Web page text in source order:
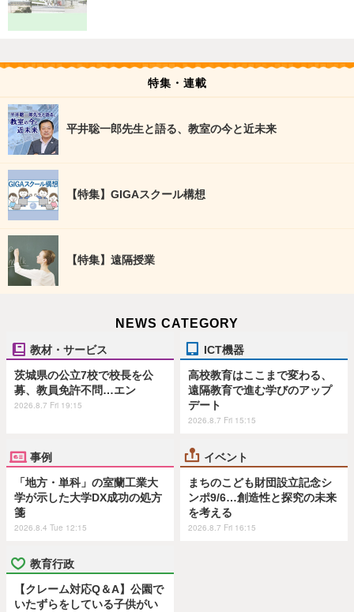
特集・連載
平井聡一郎先生と語る、教室の今と近未来
【特集】GIGAスクール構想
【特集】遠隔授業
NEWS CATEGORY
教材・サービス
茨城県の公立7校で校長を公
募、教員免許不問…エン
2026.8.7 Fri 19:15
ICT機器
高校教育はここまで変わる、
遠隔教育で進む学びのアップ
デート
2026.8.7 Fri 15:15
事例
「地方・単科」の室蘭工業大
学が示した大学DX成功の処方
箋
2026.8.4 Tue 12:15
イベント
まちのこども財団設立記念シ
ンポ9/6…創造性と探究の未来
を考える
2026.8.7 Fri 16:15
教育行政
【クレーム対応Q＆A】公園で
いたずらをしている子供がい